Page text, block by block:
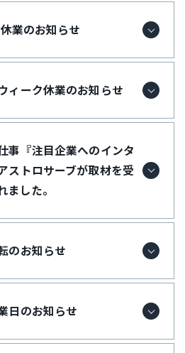
業のお知らせ
ィーク休業のお知らせ
事『注目企業へのインタ
ストロサーブが取材を受
ました。
のお知らせ
日のお知らせ